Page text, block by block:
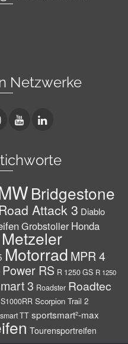
Netzwerke
Bridgestone
Attack 3 Diablo
Grobstoller Honda
Metzeler
Motorrad MPR 4
Power RS R 1250 GS R 1250
3 Roadster Roadtec
S1000RR Scorpion Trail 2
TT sportsmart²-max
Tourensportreifen